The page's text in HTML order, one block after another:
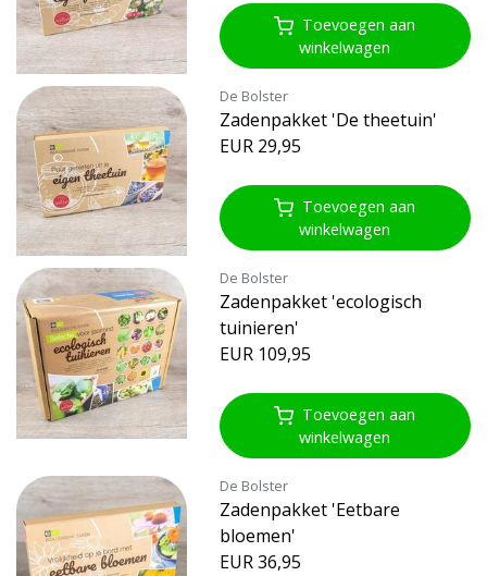
Toevoegen aan
winkelwagen
De Bolster
Zadenpakket 'De theetuin'
EUR 29,95
Toevoegen aan
winkelwagen
De Bolster
Zadenpakket 'ecologisch
tuinieren'
EUR 109,95
Toevoegen aan
winkelwagen
De Bolster
Zadenpakket 'Eetbare
bloemen'
EUR 36,95